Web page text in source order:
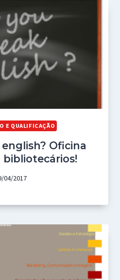
E QUALIFICAÇÃO
Oficina
bibliotecários!
04/2017